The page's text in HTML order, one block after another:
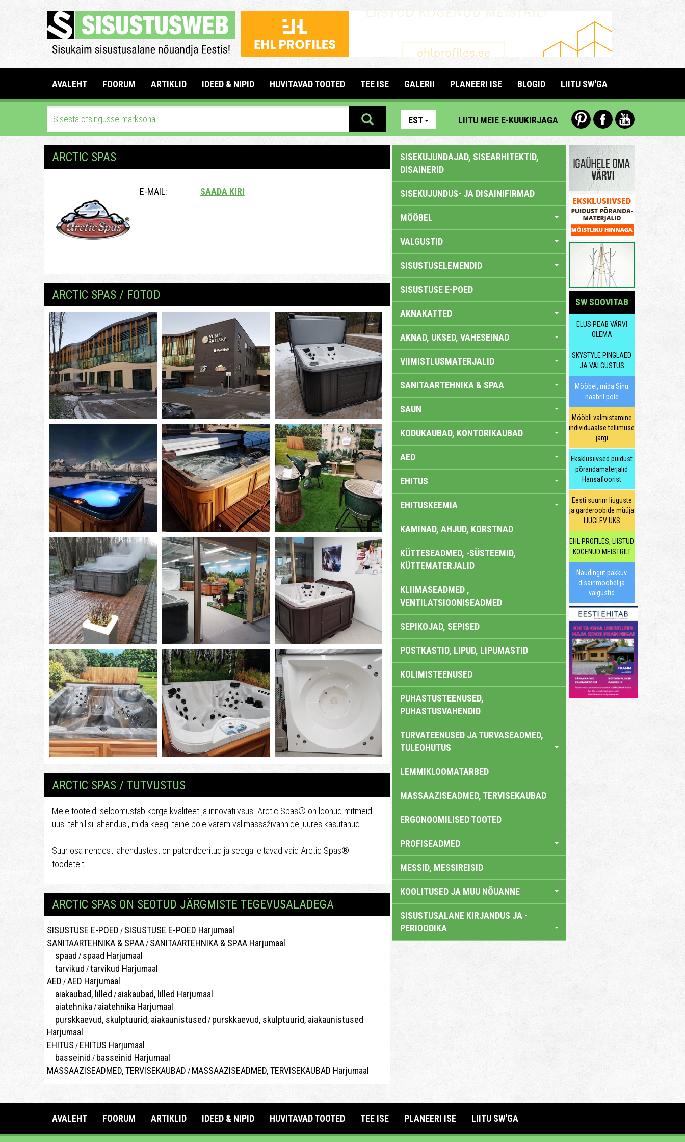
AVALEHT FOORUM ARTIKLID IDEED & NIPID HUVITAVAD TOOTED TEE ISE GALERII PLANEERI ISE BLOGID LIITU SW'GA
EST LIITU MEIE E-KUUKIRJAGA
ARCTIC SPAS
E-MAIL: SAADA KIRI
ARCTIC SPAS / FOTOD
ARCTIC SPAS / TUTVUSTUS
Meie tooteid iseloomustab kõrge kvaliteet ja innovatiivsus. Arctic Spas® on loonud mitmeid
uusi tehnilisi lahendusi, mida keegi teine pole varem välimassaživannide juures kasutanud.
Suur osa nendest lahendustest on patendeeritud ja seega leitavad vaid Arctic Spas®
toodetelt.
ARCTIC SPAS ON SEOTUD JÄRGMISTE TEGEVUSALADEGA
SISUSTUSE E-POED / SISUSTUSE E-POED Harjumaal
SANITAARTEHNIKA & SPAA/ SANITAARTEHNIKA & SPAA Harjumaal
spaad / spaad Harjumaal
tarvikud /tarvikud Harjumaal
AED /AED Harjumaal
aiakaubad, lilled / aiakaubad, lilled Harjumaal
aiatehnika / aiatehnika Harjumaal
purskkaevud, skulptuurid, aiakaunistused / purskkaevud, skulptuurid, aiakaunistused
Harjumaal
EHITUS / EHITUS Harjumaal
basseinid / basseinid Harjumaal
MASSAAZISEADMED, TERVISEKAUBAD / MASSAAZISEADMED, TERVISEKAUBAD Harjumaal
SISEKUJUNDAJAD, SISEARHITEKTID,
DISAINERID
SISEKUJUNDUS- JA DISAINIFIRMAD
MÖÖBEL
VALGUSTID
SISUSTUSELEMENDID
SISUSTUSE E-POED
AKNAKATTED
AKNAD, UKSED, VAHESEINAD
VIIMISTLUSMATERJALID
SANITAARTEHNIKA & SPAA
SAUN
KODUKAUBAD, KONTORIKAUBAD
AED
EHITUS
EHITUSKEEMIA
KAMINAD, AHJUD, KORSTNAD
KÜTTESEADMED, -SÜSTEEMID,
KÜTTEMATERJALID
KLIIMASEADMED ,
VENTILATSIOONISEADMED
SEPIKOJAD, SEPISED
POSTKASTID, LIPUD, LIPUMASTID
KOLIMISTEENUSED
PUHASTUSTEENUSED,
PUHASTUSVAHENDID
TURVATEENUSED JA TURVASEADMED,
TULEOHUTUS
LEMMIKLOOMATARBED
MASSAAZISEADMED, TERVISEKAUBAD
ERGONOOMILISED TOOTED
PROFISEADMED
MESSID, MESSIREISID
KOOLITUSED JA MUU NÕUANNE
SISUSTUSALANE KIRJANDUS JA -
PERIOODIKA
SW SOOVITAB
ELUS PEAB VÄRVI
OLEMA
SKYSTYLE PINGLAED
JA VALGUSTUS
Mööbel, mida Sinu
naabril pole
Mööbli valmistamine
individuaalse tellimuse
järgi
Eksklusiivsed puidust
põrandamaterjalid
Hansafloorist
Eesti suurim liuguste
ja garderoobide müüja
LIUGLEV UKS
EHL PROFILES, LIISTUD
KOGENUD MEISTRILT
Naudingut pakkuv
disainmööbel ja
valgustid
AVALEHT FOORUM ARTIKLID IDEED & NIPID HUVITAVAD TOOTED TEE ISE PLANEERI ISE LIITU SW'GA